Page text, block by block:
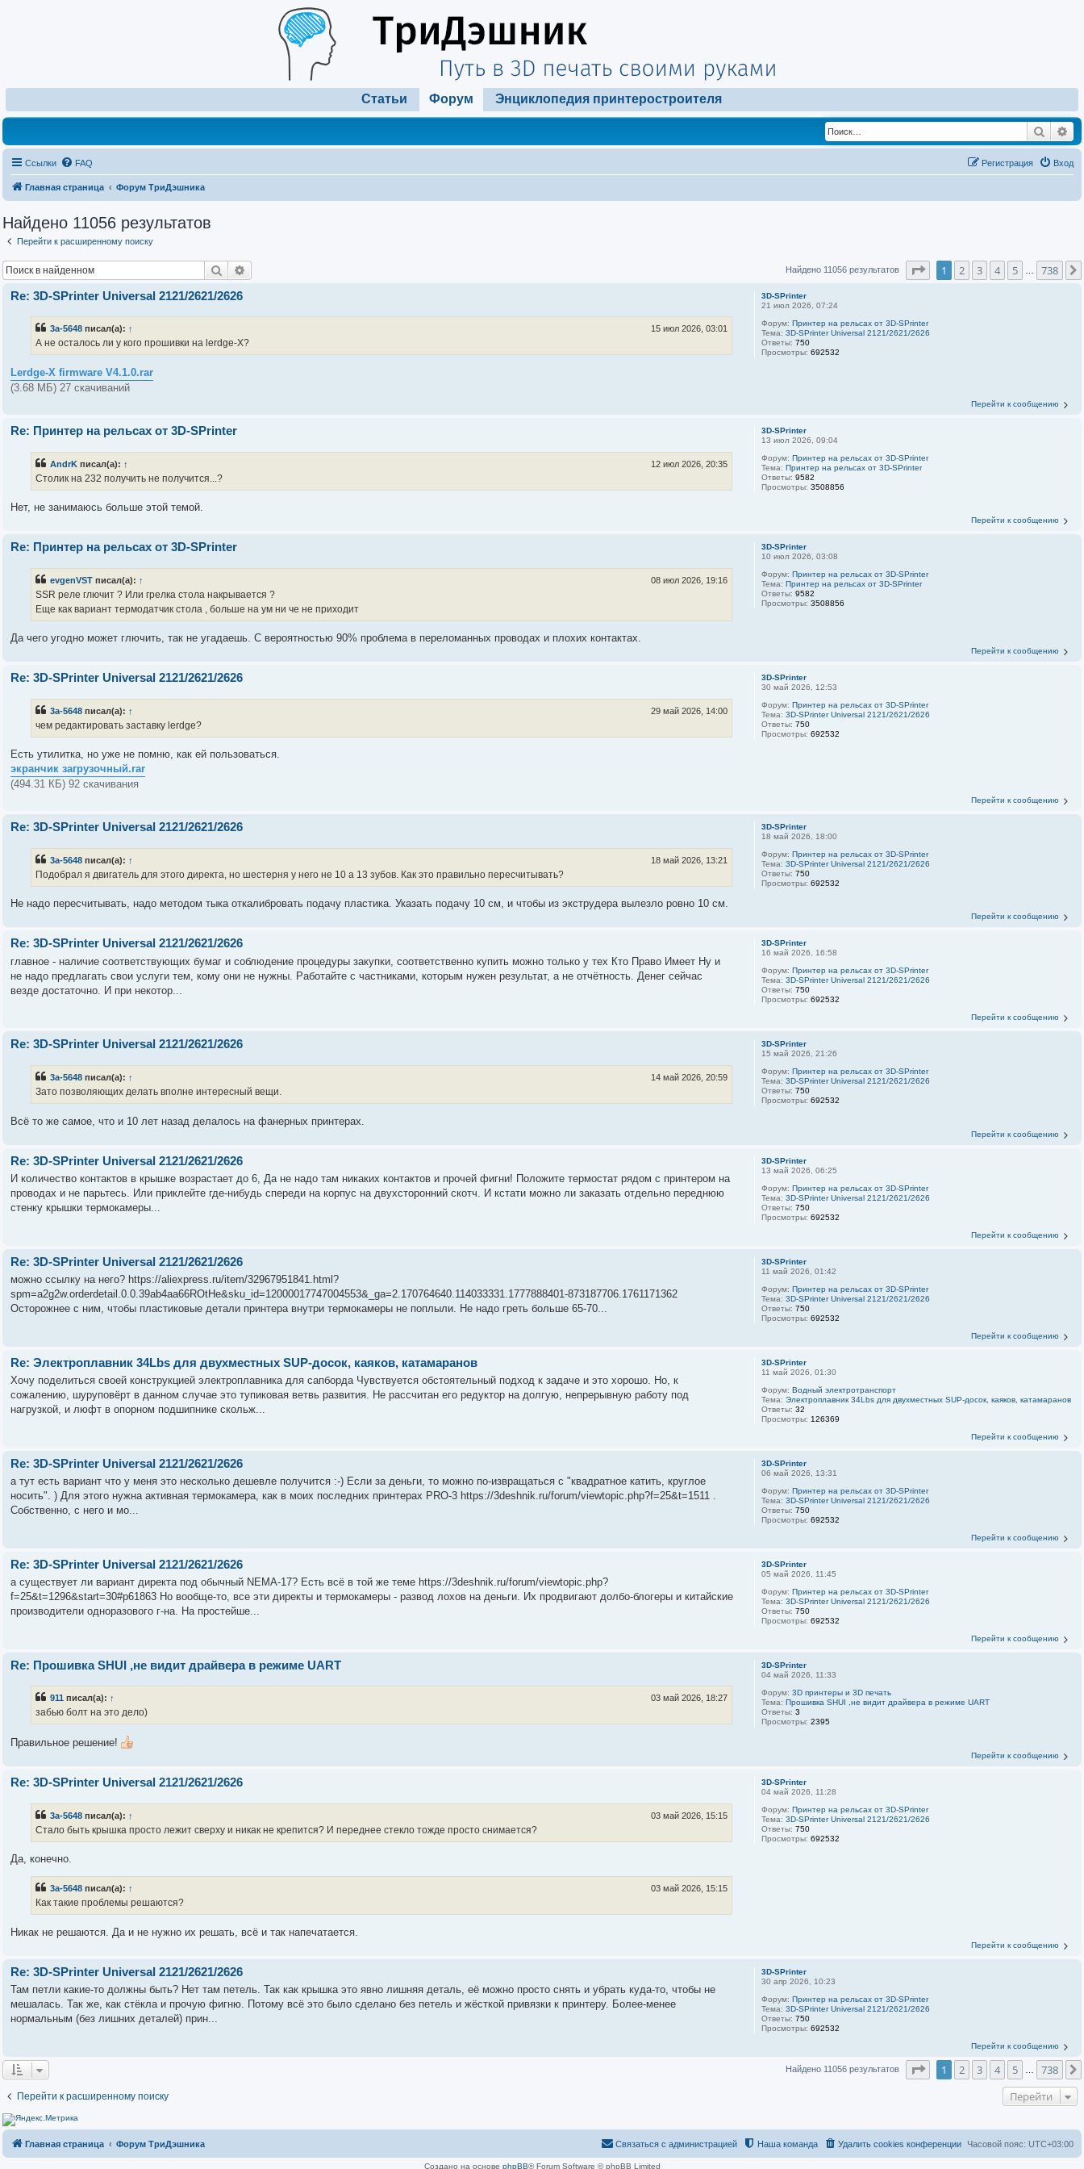
Статьи Форум Энциклопедия принтеростроителя
Поиск
Ссылки FAQ Вход
Регистрация
Главная страница Форум ТриДэшника
Найдено 11056 результатов
Перейти к расширенному поиску
Поиск Найдено 11056 результатов Страница 1 из738
1 2 3 4 5 738
3D-SPrinter
21 июл 2026, 07:24
Форум: Принтер на рельсах от 3D-SPrinter
Тема: 3D-SPrinter Universal 2121/2621/2626
Ответы: 750
Просмотры: 692532
Re: 3D-SPrinter Universal 2121/2621/2626
3a-5648 писал(а): ↑ 15 июл 2026, 03:01
А не осталось ли у кого прошивки на lerdge-X?
Lerdge-X firmware V4.1.0.rar
(3.68 МБ) 27 скачиваний
Перейти к сообщению
3D-SPrinter
13 июл 2026, 09:04
Форум: Принтер на рельсах от 3D-SPrinter
Тема: Принтер на рельсах от 3D-SPrinter
Ответы: 9582
Просмотры: 3508856
Re: Принтер на рельсах от 3D-SPrinter
AndrK писал(а): ↑ 12 июл 2026, 20:35
Столик на 232 получить не получится...?
Нет, не занимаюсь больше этой темой.
Перейти к сообщению
3D-SPrinter
10 июл 2026, 03:08
Форум: Принтер на рельсах от 3D-SPrinter
Тема: Принтер на рельсах от 3D-SPrinter
Ответы: 9582
Просмотры: 3508856
Re: Принтер на рельсах от 3D-SPrinter
evgenVST писал(а): ↑ 08 июл 2026, 19:16
SSR реле глючит ? Или грелка стола накрывается ?
Еще как вариант термодатчик стола , больше на ум ни че не приходит
Да чего угодно может глючить, так не угадаешь. С вероятностью 90% проблема в переломанных проводах и плохих контактах.
Перейти к сообщению
3D-SPrinter
30 май 2026, 12:53
Форум: Принтер на рельсах от 3D-SPrinter
Тема: 3D-SPrinter Universal 2121/2621/2626
Ответы: 750
Просмотры: 692532
Re: 3D-SPrinter Universal 2121/2621/2626
3a-5648 писал(а): ↑ 29 май 2026, 14:00
чем редактировать заставку lerdge?
Есть утилитка, но уже не помню, как ей пользоваться.
экранчик загрузочный.rar
(494.31 КБ) 92 скачивания
Перейти к сообщению
3D-SPrinter
18 май 2026, 18:00
Форум: Принтер на рельсах от 3D-SPrinter
Тема: 3D-SPrinter Universal 2121/2621/2626
Ответы: 750
Просмотры: 692532
Re: 3D-SPrinter Universal 2121/2621/2626
3a-5648 писал(а): ↑ 18 май 2026, 13:21
Подобрал я двигатель для этого директа, но шестерня у него не 10 а 13 зубов. Как это правильно пересчитывать?
Не надо пересчитывать, надо методом тыка откалибровать подачу пластика. Указать подачу 10 см, и чтобы из экструдера вылезло ровно 10 см.
Перейти к сообщению
3D-SPrinter
16 май 2026, 16:58
Форум: Принтер на рельсах от 3D-SPrinter
Тема: 3D-SPrinter Universal 2121/2621/2626
Ответы: 750
Просмотры: 692532
Re: 3D-SPrinter Universal 2121/2621/2626
главное - наличие соответствующих бумаг и соблюдение процедуры закупки, соответственно купить можно только у тех Кто Право Имеет Ну и
не надо предлагать свои услуги тем, кому они не нужны. Работайте с частниками, которым нужен результат, а не отчётность. Денег сейчас
везде достаточно. И при некотор...
Перейти к сообщению
3D-SPrinter
15 май 2026, 21:26
Форум: Принтер на рельсах от 3D-SPrinter
Тема: 3D-SPrinter Universal 2121/2621/2626
Ответы: 750
Просмотры: 692532
Re: 3D-SPrinter Universal 2121/2621/2626
3a-5648 писал(а): ↑ 14 май 2026, 20:59
Зато позволяющих делать вполне интересный вещи.
Всё то же самое, что и 10 лет назад делалось на фанерных принтерах.
Перейти к сообщению
3D-SPrinter
13 май 2026, 06:25
Форум: Принтер на рельсах от 3D-SPrinter
Тема: 3D-SPrinter Universal 2121/2621/2626
Ответы: 750
Просмотры: 692532
Re: 3D-SPrinter Universal 2121/2621/2626
И количество контактов в крышке возрастает до 6, Да не надо там никаких контактов и прочей фигни! Положите термостат рядом с принтером на
проводах и не парьтесь. Или приклейте где-нибудь спереди на корпус на двухсторонний скотч. И кстати можно ли заказать отдельно переднюю
стенку крышки термокамеры...
Перейти к сообщению
3D-SPrinter
11 май 2026, 01:42
Форум: Принтер на рельсах от 3D-SPrinter
Тема: 3D-SPrinter Universal 2121/2621/2626
Ответы: 750
Просмотры: 692532
Re: 3D-SPrinter Universal 2121/2621/2626
можно ссылку на него? https://aliexpress.ru/item/32967951841.html?
spm=a2g2w.orderdetail.0.0.39ab4aa66ROtHe&sku_id=12000017747004553&_ga=2.170764640.114033331.1777888401-873187706.1761171362
Осторожнее с ним, чтобы пластиковые детали принтера внутри термокамеры не поплыли. Не надо греть больше 65-70...
Перейти к сообщению
3D-SPrinter
11 май 2026, 01:30
Форум: Водный электротранспорт
Тема: Электроплавник 34Lbs для двухместных SUP-досок, каяков, катамаранов
Ответы: 32
Просмотры: 126369
Re: Электроплавник 34Lbs для двухместных SUP-досок, каяков, катамаранов
Хочу поделиться своей конструкцией электроплавника для сапборда Чувствуется обстоятельный подход к задаче и это хорошо. Но, к
сожалению, шуруповёрт в данном случае это тупиковая ветвь развития. Не рассчитан его редуктор на долгую, непрерывную работу под
нагрузкой, и люфт в опорном подшипнике скольж...
Перейти к сообщению
3D-SPrinter
06 май 2026, 13:31
Форум: Принтер на рельсах от 3D-SPrinter
Тема: 3D-SPrinter Universal 2121/2621/2626
Ответы: 750
Просмотры: 692532
Re: 3D-SPrinter Universal 2121/2621/2626
а тут есть вариант что у меня это несколько дешевле получится :-) Если за деньги, то можно по-извращаться с "квадратное катить, круглое
носить". ) Для этого нужна активная термокамера, как в моих последних принтерах PRO-3 https://3deshnik.ru/forum/viewtopic.php?f=25&t=1511 .
Собственно, с него и мо...
Перейти к сообщению
3D-SPrinter
05 май 2026, 11:45
Форум: Принтер на рельсах от 3D-SPrinter
Тема: 3D-SPrinter Universal 2121/2621/2626
Ответы: 750
Просмотры: 692532
Re: 3D-SPrinter Universal 2121/2621/2626
а существует ли вариант директа под обычный NEMA-17? Есть всё в той же теме https://3deshnik.ru/forum/viewtopic.php?
f=25&t=1296&start=30#p61863 Но вообще-то, все эти директы и термокамеры - развод лохов на деньги. Их продвигают долбо-блогеры и китайские
производители одноразового г-на. На простейше...
Перейти к сообщению
3D-SPrinter
04 май 2026, 11:33
Форум: 3D принтеры и 3D печать
Тема: Прошивка SHUI ,не видит драйвера в режиме UART
Ответы: 3
Просмотры: 2395
Re: Прошивка SHUI ,не видит драйвера в режиме UART
911 писал(а): ↑ 03 май 2026, 18:27
забью болт на это дело)
Правильное решение!
Перейти к сообщению
3D-SPrinter
04 май 2026, 11:28
Форум: Принтер на рельсах от 3D-SPrinter
Тема: 3D-SPrinter Universal 2121/2621/2626
Ответы: 750
Просмотры: 692532
Re: 3D-SPrinter Universal 2121/2621/2626
3a-5648 писал(а): ↑ 03 май 2026, 15:15
Стало быть крышка просто лежит сверху и никак не крепится? И переднее стекло тожде просто снимается?
Да, конечно.
3a-5648 писал(а): ↑ 03 май 2026, 15:15
Как такие проблемы решаются?
Никак не решаются. Да и не нужно их решать, всё и так напечатается.
Перейти к сообщению
3D-SPrinter
30 апр 2026, 10:23
Форум: Принтер на рельсах от 3D-SPrinter
Тема: 3D-SPrinter Universal 2121/2621/2626
Ответы: 750
Просмотры: 692532
Re: 3D-SPrinter Universal 2121/2621/2626
Там петли какие-то должны быть? Нет там петель. Так как крышка это явно лишняя деталь, её можно просто снять и убрать куда-то, чтобы не
мешалась. Так же, как стёкла и прочую фигню. Потому всё это было сделано без петель и жёсткой привязки к принтеру. Более-менее
нормальным (без лишних деталей) прин...
Перейти к сообщению
Найдено 11056 результатов Страница 1 из738
1 2 3 4 5 738
Перейти к расширенному поиску Перейти
Главная страница Форум ТриДэшника Часовой пояс: UTC+03:00
Удалить cookies конференции
Наша команда
Связаться с администрацией
Создано на основе phpBB® Forum Software © phpBB Limited